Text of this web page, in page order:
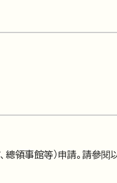
領事館等）申請。請參閱